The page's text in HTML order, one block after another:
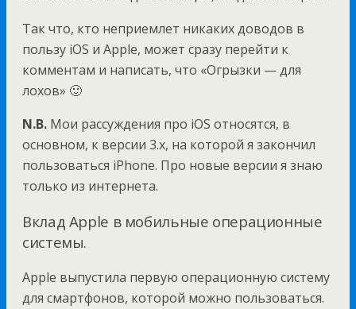
Так что, кто неприемлет никаких доводов в
пользу iOS и Apple, может сразу перейти к
комментам и написать, что «Огрызки — для
лохов» 🙂
N.B. Мои рассуждения про iOS относятся, в
основном, к версии 3.x, на которой я закончил
пользоваться iPhone. Про новые версии я знаю
только из интернета.
Вклад Apple в мобильные операционные
системы.
Apple выпустила первую операционную систему
для смартфонов, которой можно пользоваться.